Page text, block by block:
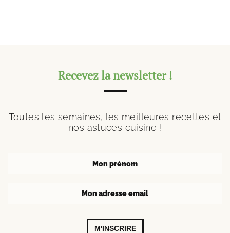
Recevez la newsletter !
Toutes les semaines, les meilleures recettes et
nos astuces cuisine !
M'INSCRIRE